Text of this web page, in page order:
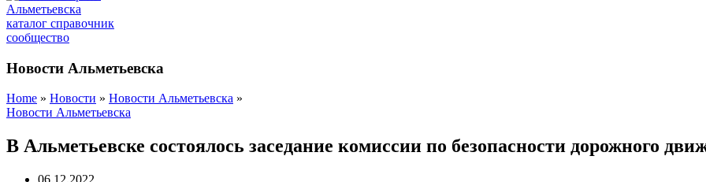
Новости Альметьевска
Home » Новости » Новости Альметьевска »
Новости Альметьевска
В Альметьевске состоялось заседание комиссии по безопасности дорожного